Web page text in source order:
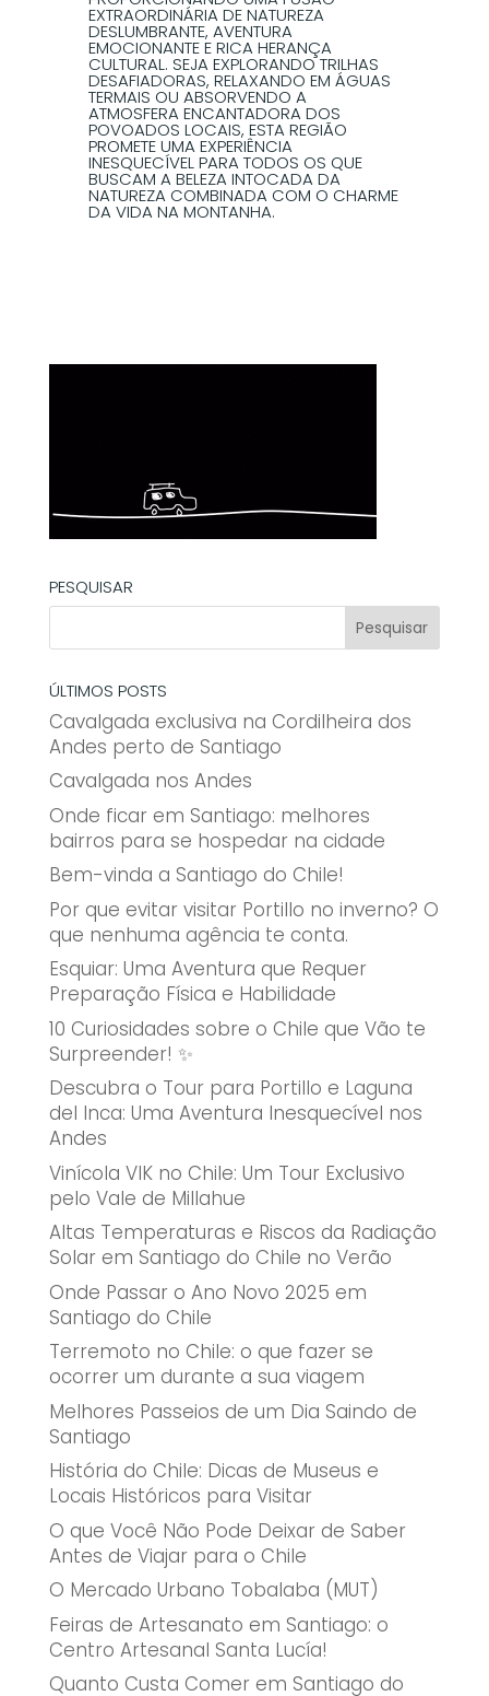
EXTRAORDINÁRIA DE NATUREZA
DESLUMBRANTE, AVENTURA
EMOCIONANTE E RICA HERANÇA
CULTURAL. SEJA EXPLORANDO TRILHAS
DESAFIADORAS, RELAXANDO EM ÁGUAS
TERMAIS OU ABSORVENDO A
ATMOSFERA ENCANTADORA DOS
POVOADOS LOCAIS, ESTA REGIÃO
PROMETE UMA EXPERIÊNCIA
INESQUECÍVEL PARA TODOS OS QUE
BUSCAM A BELEZA INTOCADA DA
NATUREZA COMBINADA COM O CHARME
DA VIDA NA MONTANHA.
PESQUISAR
ÚLTIMOS POSTS
Cavalgada exclusiva na Cordilheira dos
Andes perto de Santiago
Cavalgada nos Andes
Onde ficar em Santiago: melhores
bairros para se hospedar na cidade
Bem-vinda a Santiago do Chile!
Por que evitar visitar Portillo no inverno? O
que nenhuma agência te conta.
Esquiar: Uma Aventura que Requer
Preparação Física e Habilidade
10 Curiosidades sobre o Chile que Vão te
Surpreender! ✨
Descubra o Tour para Portillo e Laguna
del Inca: Uma Aventura Inesquecível nos
Andes
Vinícola VIK no Chile: Um Tour Exclusivo
pelo Vale de Millahue
Altas Temperaturas e Riscos da Radiação
Solar em Santiago do Chile no Verão
Onde Passar o Ano Novo 2025 em
Santiago do Chile
Terremoto no Chile: o que fazer se
ocorrer um durante a sua viagem
Melhores Passeios de um Dia Saindo de
Santiago
História do Chile: Dicas de Museus e
Locais Históricos para Visitar
O que Você Não Pode Deixar de Saber
Antes de Viajar para o Chile
O Mercado Urbano Tobalaba (MUT)
Feiras de Artesanato em Santiago: o
Centro Artesanal Santa Lucía!
Quanto Custa Comer em Santiago do